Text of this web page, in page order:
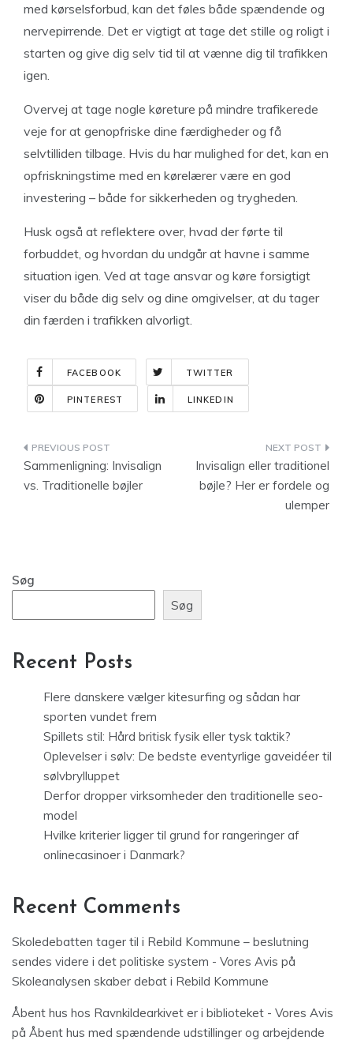
med kørselsforbud, kan det føles både spændende og
nervepirrende. Det er vigtigt at tage det stille og roligt i
starten og give dig selv tid til at vænne dig til trafikken
igen.
Overvej at tage nogle køreture på mindre trafikerede
veje for at genopfriske dine færdigheder og få
selvtilliden tilbage. Hvis du har mulighed for det, kan en
opfriskningstime med en kørelærer være en god
investering – både for sikkerheden og trygheden.
Husk også at reflektere over, hvad der førte til
forbuddet, og hvordan du undgår at havne i samme
situation igen. Ved at tage ansvar og køre forsigtigt
viser du både dig selv og dine omgivelser, at du tager
din færden i trafikken alvorligt.
FACEBOOK TWITTER
PINTEREST LINKEDIN
Indlægsnavigation
Sammenligning: Invisalign
vs. Traditionelle bøjler
Invisalign eller traditionel
bøjle? Her er fordele og
ulemper
Søg
Søg
Recent Posts
Flere danskere vælger kitesurfing og sådan har
sporten vundet frem
Spillets stil: Hård britisk fysik eller tysk taktik?
Oplevelser i sølv: De bedste eventyrlige gaveidéer til
sølvbrylluppet
Derfor dropper virksomheder den traditionelle seo-
model
Hvilke kriterier ligger til grund for rangeringer af
onlinecasinoer i Danmark?
Recent Comments
Skoledebatten tager til i Rebild Kommune – beslutning
sendes videre i det politiske system - Vores Avis på
Skoleanalysen skaber debat i Rebild Kommune
Åbent hus hos Ravnkildearkivet er i biblioteket - Vores Avis
på Åbent hus med spændende udstillinger og arbejdende